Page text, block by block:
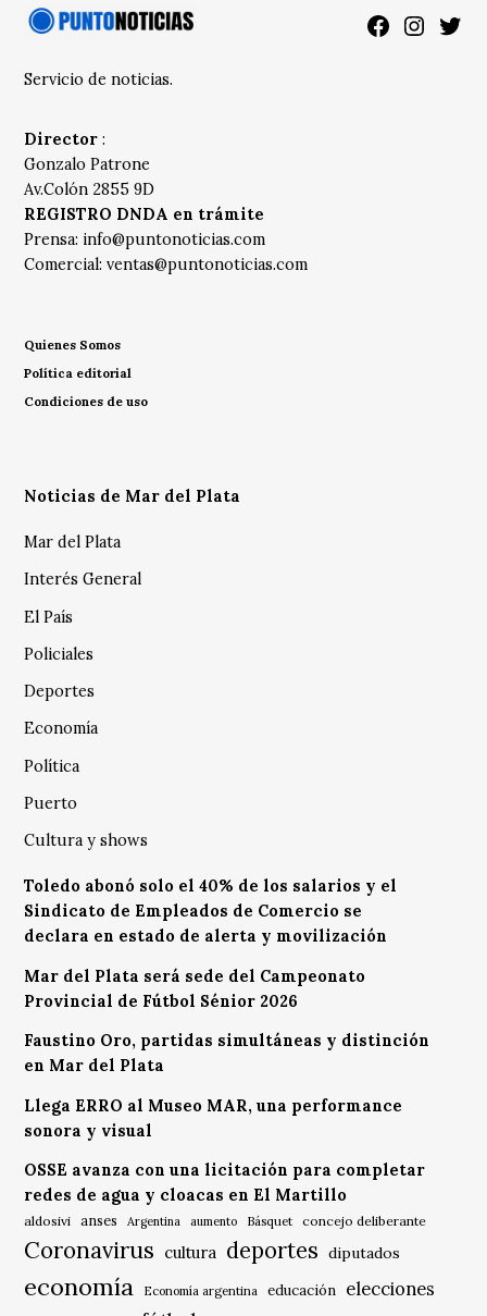
Facebook
Servicio de noticias.
Director :
Gonzalo Patrone
Av.Colón 2855 9D
REGISTRO DNDA en trámite
Prensa: info@puntonoticias.com
Comercial:ventas@puntonoticias.com
Quienes Somos
Política editorial
Condiciones de uso
Noticias de Mar del Plata
Mar del Plata
Interés General
El País
Policiales
Deportes
Economía
Política
Puerto
Cultura y shows
Toledo abonó solo el 40% de los salarios y el
Sindicato de Empleados de Comercio se
declara en estado de alerta y movilización
Mar del Plata será sede del Campeonato
Provincial de Fútbol Sénior 2026
Faustino Oro, partidas simultáneas y distinción
en Mar del Plata
Llega ERRO al Museo MAR, una performance
sonora y visual
OSSE avanza con una licitación para completar
redes de agua y cloacas en El Martillo
aldosivi anses Argentina aumento Básquet concejo deliberante
Coronavirus cultura deportes diputados
economía Economía argentina educación elecciones